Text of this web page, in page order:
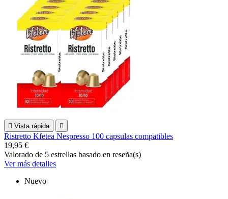
 Vista rápida 
Ristretto Kfetea Nespresso 100 capsulas compatibles
19,95 €
Valorado de 5 estrellas basado en reseña(s)
Ver más detalles
Nuevo